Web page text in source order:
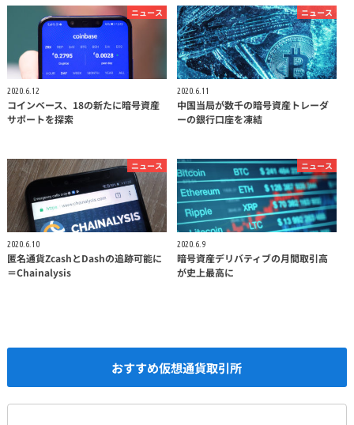
ニュース
2020.6.12
コインベース、18の新たに暗号資産
サポートを探索
ニュース
2020.6.11
中国当局が数千の暗号資産トレーダ
ーの銀行口座を凍結
ニュース
2020.6.10
匿名通貨ZcashとDashの追跡可能に
＝Chainalysis
ニュース
2020.6.9
暗号資産デリバティブの月間取引高
が史上最高に
おすすめ仮想通貨取引所